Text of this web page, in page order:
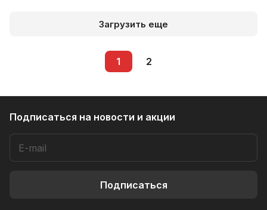
Загрузить еще
1 2
Подписаться на новости и акции
Подписаться